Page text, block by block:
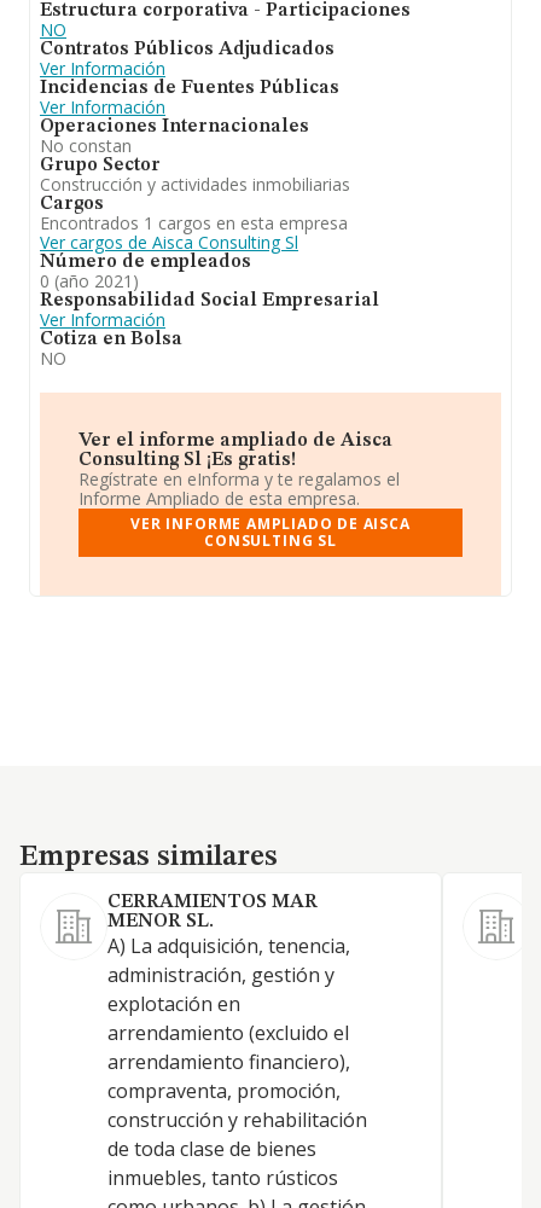
Estructura corporativa - Participaciones
NO
Contratos Públicos Adjudicados
Ver Información
Incidencias de Fuentes Públicas
Ver Información
Operaciones Internacionales
No constan
Grupo Sector
Construcción y actividades inmobiliarias
Cargos
Encontrados 1 cargos en esta empresa
Ver cargos de Aisca Consulting Sl
Número de empleados
0 (año 2021)
Responsabilidad Social Empresarial
Ver Información
Cotiza en Bolsa
NO
Ver el informe ampliado de Aisca
Consulting Sl ¡Es gratis!
Regístrate en eInforma y te regalamos el
Informe Ampliado de esta empresa.
VER INFORME AMPLIADO DE AISCA
CONSULTING SL
Empresas similares
Empresas similares
CERRAMIENTOS MAR
MENOR SL.
A) La adquisición, tenencia,
administración, gestión y
explotación en
arrendamiento (excluido el
arrendamiento financiero),
compraventa, promoción,
construcción y rehabilitación
de toda clase de bienes
inmuebles, tanto rústicos